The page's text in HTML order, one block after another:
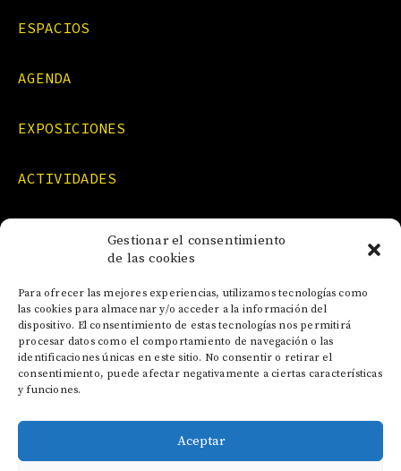
Gestionar el consentimiento
de las cookies
Para ofrecer las mejores experiencias, utilizamos tecnologías como
las cookies para almacenar y/o acceder a la información del
dispositivo. El consentimiento de estas tecnologías nos permitirá
procesar datos como el comportamiento de navegación o las
identificaciones únicas en este sitio. No consentir o retirar el
consentimiento, puede afectar negativamente a ciertas características
y funciones.
Aceptar
ESPACIOS
AGENDA
EXPOSICIONES
ACTIVIDADES
CONTACTO